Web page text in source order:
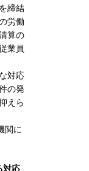
締結
労働
算の
業員
対応
の発
えら
関に
対応